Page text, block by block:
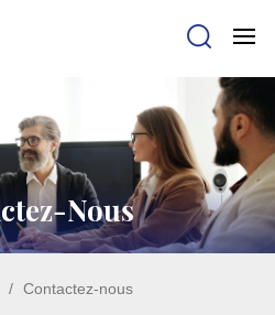
Nous
/ Contactez-nous